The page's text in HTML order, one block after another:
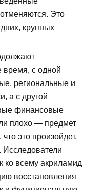
Это
крупных
время, с одной
региональные и
а с другой
финансовые
плохо — предмет
это произойдет,
Исследователи
ко всему акриламид
восстановления